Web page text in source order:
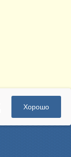
Хорошо